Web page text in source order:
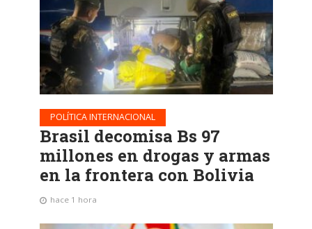
POLÍTICA INTERNACIONAL
Brasil decomisa Bs 97
millones en drogas y armas
en la frontera con Bolivia
hace 1 hora